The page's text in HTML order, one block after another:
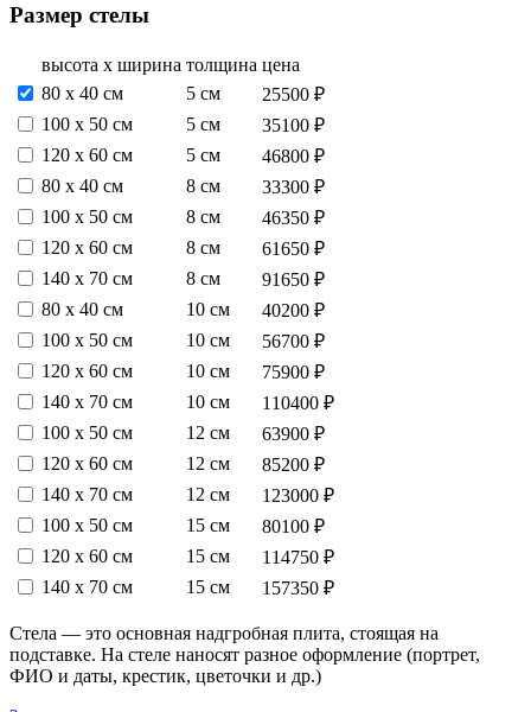
Размер стелы
высота х ширина толщина цена
80 х 40 см
5 см
25500 ₽
100 х 50 см
5 см
35100 ₽
120 х 60 см
5 см
46800 ₽
80 х 40 см
8 см
33300 ₽
100 х 50 см
8 см
46350 ₽
120 х 60 см
8 см
61650 ₽
140 х 70 см
8 см
91650 ₽
80 х 40 см
10 см
40200 ₽
100 х 50 см
10 см
56700 ₽
120 х 60 см
10 см
75900 ₽
140 х 70 см
10 см
110400 ₽
100 х 50 см
12 см
63900 ₽
120 х 60 см
12 см
85200 ₽
140 х 70 см
12 см
123000 ₽
100 х 50 см
15 см
80100 ₽
120 х 60 см
15 см
114750 ₽
140 х 70 см
15 см 157350 ₽
Стела — это основная надгробная плита, стоящая на
подставке. На стеле наносят разное оформление (портрет,
ФИО и даты, крестик, цветочки и др.)